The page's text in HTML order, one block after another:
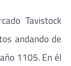
Tavistock
andando de
1105. En él